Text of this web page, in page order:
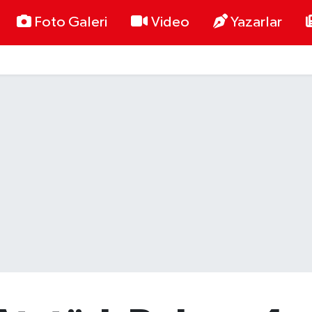
Foto Galeri Video Yazarlar